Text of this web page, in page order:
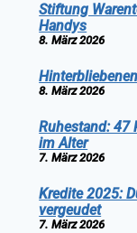
Stiftung
Handys
8. März 2026
8. März 2026
Ruhestand: 47
im Alter
7. März 2026
Kredite 2025:
vergeudet
7. März 2026